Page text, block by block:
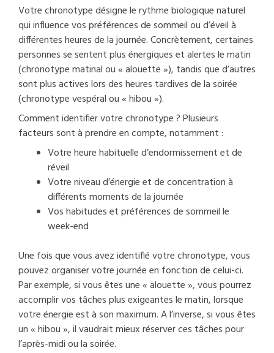
Votre chronotype désigne le rythme biologique naturel
qui influence vos préférences de sommeil ou d’éveil à
différentes heures de la journée. Concrètement, certaines
personnes se sentent plus énergiques et alertes le matin
(chronotype matinal ou « alouette »), tandis que d’autres
sont plus actives lors des heures tardives de la soirée
(chronotype vespéral ou « hibou »).
Comment identifier votre chronotype ? Plusieurs
facteurs sont à prendre en compte, notamment :
Votre heure habituelle d’endormissement et de
réveil
Votre niveau d’énergie et de concentration à
différents moments de la journée
Vos habitudes et préférences de sommeil le
week-end
Une fois que vous avez identifié votre chronotype, vous
pouvez organiser votre journée en fonction de celui-ci.
Par exemple, si vous êtes une « alouette », vous pourrez
accomplir vos tâches plus exigeantes le matin, lorsque
votre énergie est à son maximum. A l’inverse, si vous êtes
un « hibou », il vaudrait mieux réserver ces tâches pour
l’après-midi ou la soirée.